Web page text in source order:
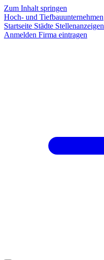
Zum Inhalt springen
Hoch- und Tiefbauunternehmen
Startseite Städte Stellenanzeigen
Anmelden Firma eintragen